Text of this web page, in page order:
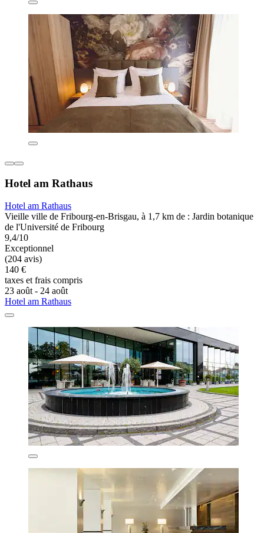
Hotel am Rathaus
Hotel am Rathaus
Vieille ville de Fribourg-en-Brisgau, à 1,7 km de : Jardin botanique
de l'Université de Fribourg
9,4/10
Exceptionnel
(204 avis)
140 €
taxes et frais compris
23 août - 24 août
Hotel am Rathaus